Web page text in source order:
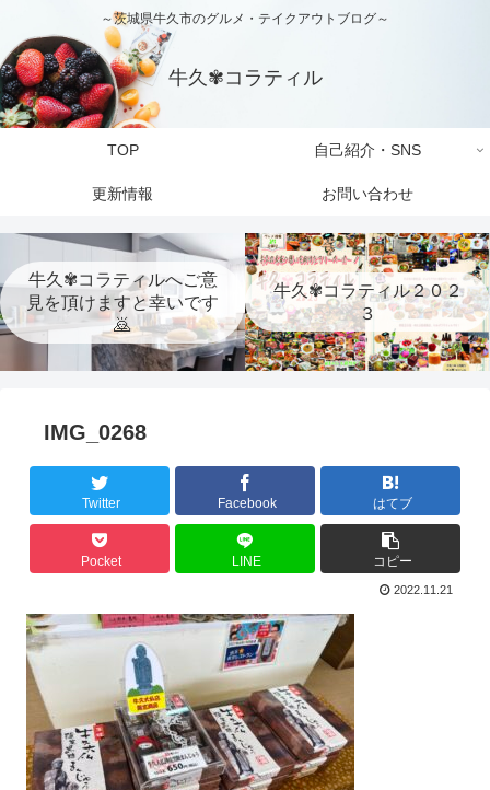
～茨城県牛久市のグルメ・テイクアウトブログ～
牛久✾コラティル
TOP 自己紹介・SNS
更新情報 お問い合わせ
牛久✾コラティルへご意
見を頂けますと幸いです
🙇
牛久✾コラティル２０２
３
IMG_0268
Twitter Facebook はてブ
Pocket LINE コピー
2022.11.21